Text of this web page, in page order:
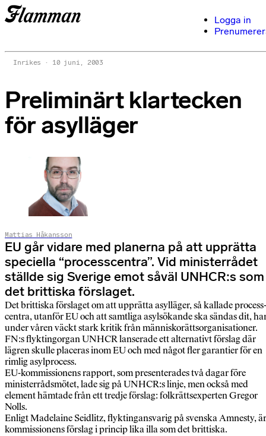
Logga in
Inrikes 10 juni, 2003
Preliminärt klartecken
för asylläger
Mattias Håkansson
EU går vidare med planerna på att upprätta
speciella “processcentra”. Vid ministerrådet
ställde sig Sverige emot såväl UNHCR:s som
det brittiska förslaget.
Det brittiska förslaget om att upprätta asylläger, så kallade process-
centra, utanför EU och att samtliga asylsökande ska sändas dit,
under våren väckt stark kritik från människorättsorganisationer.
FN:s flyktingorgan UNHCR lanserade ett alternativt förslag där
lägren skulle placeras inom EU och med något fler garantier för en
rimlig asylprocess.
EU-kommissionens rapport, som presenterades två dagar före
ministerrådsmötet, lade sig på UNHCR:s linje, men också med
element hämtade från ett tredje förslag: folkrättsexperten Gregor
Nolls.
Enligt Madelaine Seidlitz, flyktingansvarig på svenska Amnesty, är
kommissionens förslag i princip lika illa som det brittiska.